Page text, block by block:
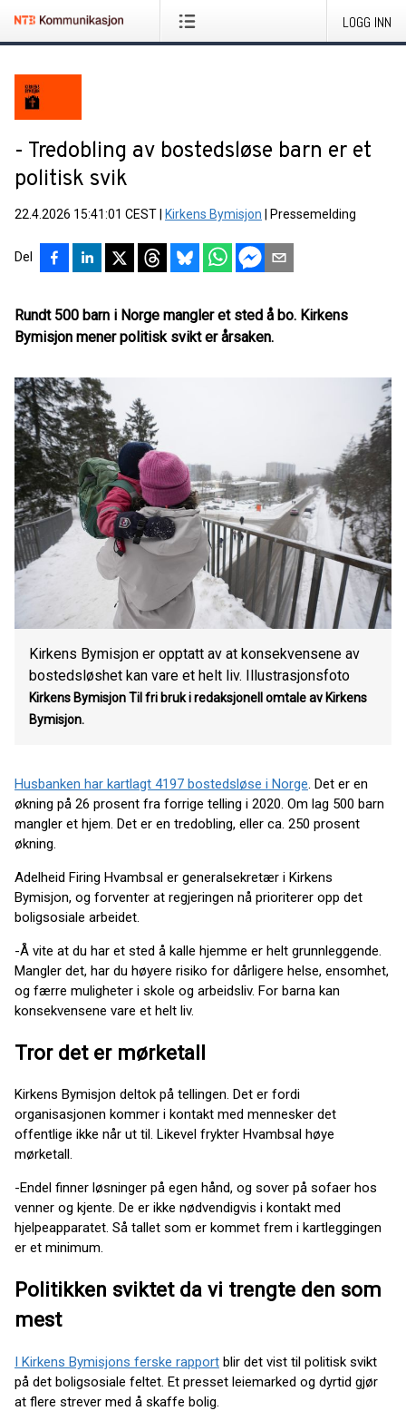
LOGG INN
- Tredobling av bostedsløse barn er et
politisk svik
22.4.2026 15:41:01 CEST Kirkens Bymisjon Pressemelding
Del
Rundt 500 barn i Norge mangler et sted å bo. Kirkens
Bymisjon mener politisk svikt er årsaken.
Kirkens Bymisjon er opptatt av at konsekvensene av
bostedsløshet kan vare et helt liv. Illustrasjonsfoto
Kirkens BymisjonTil fri bruk i redaksjonell omtale av Kirkens
Bymisjon.
Husbanken har kartlagt 4197 bostedsløse i Norge. Det er en
økning på 26 prosent fra forrige telling i 2020. Om lag 500 barn
mangler et hjem. Det er en tredobling, eller ca. 250 prosent
økning.
Adelheid Firing Hvambsal er generalsekretær i Kirkens
Bymisjon, og forventer at regjeringen nå prioriterer opp det
boligsosiale arbeidet.
-Å vite at du har et sted å kalle hjemme er helt grunnleggende.
Mangler det, har du høyere risiko for dårligere helse, ensomhet,
og færre muligheter i skole og arbeidsliv. For barna kan
konsekvensene vare et helt liv.
Tror det er mørketall
Kirkens Bymisjon deltok på tellingen. Det er fordi
organisasjonen kommer i kontakt med mennesker det
offentlige ikke når ut til. Likevel frykter Hvambsal høye
mørketall.
-Endel finner løsninger på egen hånd, og sover på sofaer hos
venner og kjente. De er ikke nødvendigvis i kontakt med
hjelpeapparatet. Så tallet som er kommet frem i kartleggingen
er et minimum.
Politikken sviktet da vi trengte den som
mest
I Kirkens Bymisjons ferske rapport blir det vist til politisk svikt
på det boligsosiale feltet. Et presset leiemarked og dyrtid gjør
at flere strever med å skaffe bolig.